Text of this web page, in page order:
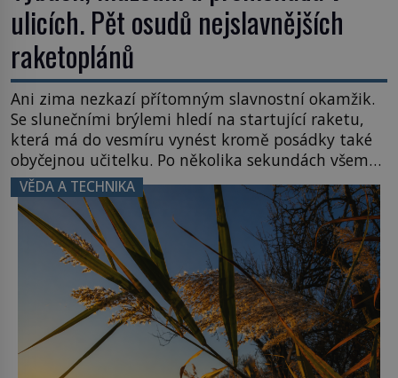
ulicích. Pět osudů nejslavnějších
raketoplánů
Ani zima nezkazí přítomným slavnostní okamžik.
Se slunečními brýlemi hledí na startující raketu,
která má do vesmíru vynést kromě posádky také
obyčejnou učitelku. Po několika sekundách všem
ztuhnou úsměvy, stroj totiž exploduje. Jejich
konstrukce není z levného kraje, daňové
poplatníky stojí miliardy dolarů. Na druhou stranu
zvládnou jen představitelné věci. Na malé kousky
Název: Columbia První […]
VĚDA A TECHNIKA